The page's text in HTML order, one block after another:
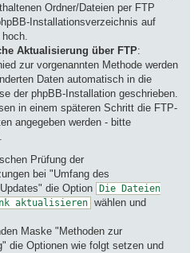
Ordner/Dateien per FTP
Installationsverzeichnis auf
Aktualisierung über FTP:
zur vorgenannten Methode werden
Daten automatisch in die
der phpBB-Installation geschrieben.
in einem späteren Schritt die FTP-
angegeben werden - bitte
Prüfung der
bei "Umfang des
die Option
Die Dateien
aktualisieren wählen und
Maske "Methoden zur
die Optionen wie folgt setzen und